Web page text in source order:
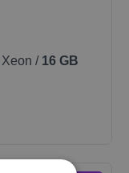
/ 16 GB